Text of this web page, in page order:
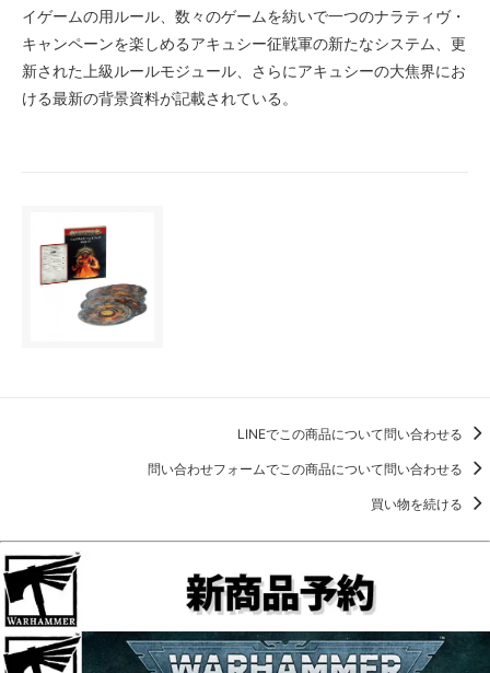
イゲームの用ルール、数々のゲームを紡いで一つのナラティヴ・
キャンペーンを楽しめるアキュシー征戦軍の新たなシステム、更
新された上級ルールモジュール、さらにアキュシーの大焦界にお
ける最新の背景資料が記載されている。
LINEでこの商品について問い合わせる
問い合わせフォームでこの商品について問い合わせる
買い物を続ける